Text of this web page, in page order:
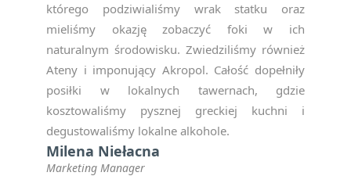
którego podziwialiśmy wrak statku oraz
mieliśmy okazję zobaczyć foki w ich
naturalnym środowisku. Zwiedziliśmy również
Ateny i imponujący Akropol. Całość dopełniły
posiłki w lokalnych tawernach, gdzie
kosztowaliśmy pysznej greckiej kuchni i
degustowaliśmy lokalne alkohole.
Milena Niełacna
Marketing Manager